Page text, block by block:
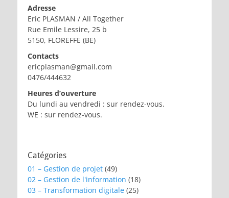
Adresse
Eric PLASMAN / All Together
Rue Emile Lessire, 25 b
5150, FLOREFFE (BE)
Contacts
ericplasman@gmail.com
0476/444632
Heures d’ouverture
Du lundi au vendredi : sur rendez-vous.
WE : sur rendez-vous.
Catégories
01 – Gestion de projet (49)
02 – Gestion de l'information (18)
03 – Transformation digitale (25)